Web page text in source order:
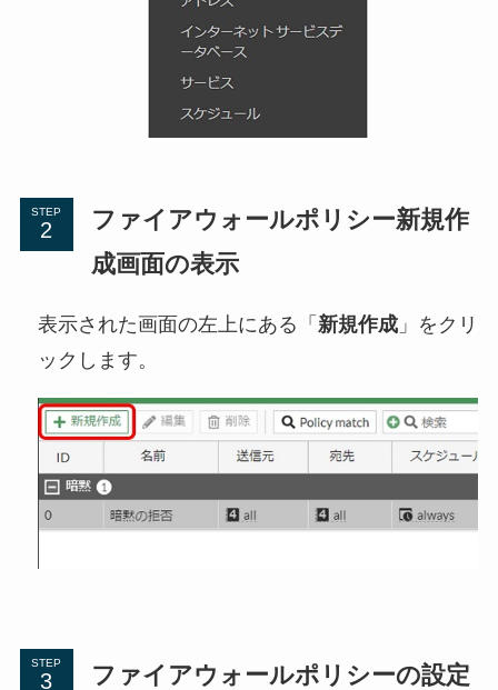
STEP
ファイアウォールポリシー新規作
成画面の表示
表示された画面の左上にある「 新規作成」をクリ
ックします。
STEP ファイアウォールポリシーの設定